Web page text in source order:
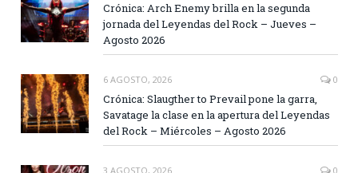
Crónica: Arch Enemy brilla en la segunda
jornada del Leyendas del Rock – Jueves –
Agosto 2026
6 AGOSTO, 2026 0
Crónica: Slaugther to Prevail pone la garra,
Savatage la clase en la apertura del Leyendas
del Rock – Miércoles – Agosto 2026
3 AGOSTO, 2026 0